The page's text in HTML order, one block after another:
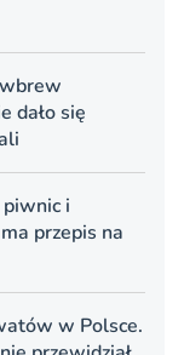
dało się
i
przepis na
w Polsce.